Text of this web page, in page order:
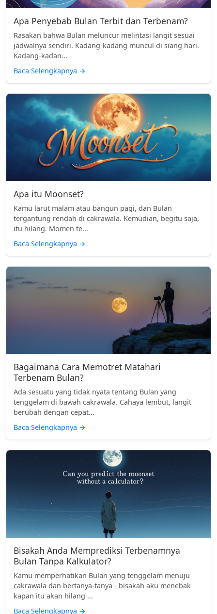
Apa Penyebab Bulan Terbit dan Terbenam?
Rasakan bahwa Bulan meluncur melintasi langit sesuai
jadwalnya sendiri. Kadang-kadang muncul di siang hari.
Kadang-kadan...
Baca Selengkapnya →
Apa itu Moonset?
Kamu larut malam atau bangun pagi, dan Bulan
tergantung rendah di cakrawala. Kemudian, begitu saja,
itu hilang. Momen te...
Baca Selengkapnya →
Bagaimana Cara Memotret Matahari
Terbenam Bulan?
Ada sesuatu yang tidak nyata tentang Bulan yang
tenggelam di bawah cakrawala. Cahaya lembut, langit
berubah dengan cepat...
Baca Selengkapnya →
Bisakah Anda Memprediksi Terbenamnya
Bulan Tanpa Kalkulator?
Kamu memperhatikan Bulan yang tenggelam menuju
cakrawala dan bertanya-tanya - bisakah aku menebak
kapan itu akan hilang ...
Baca Selengkapnya →